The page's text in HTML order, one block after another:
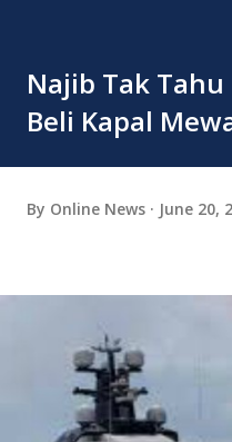
Najib Tak
Beli Kapal
By Online News June 20,